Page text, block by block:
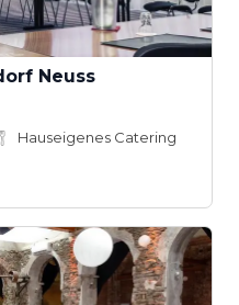
Neuss
Hauseigenes Catering